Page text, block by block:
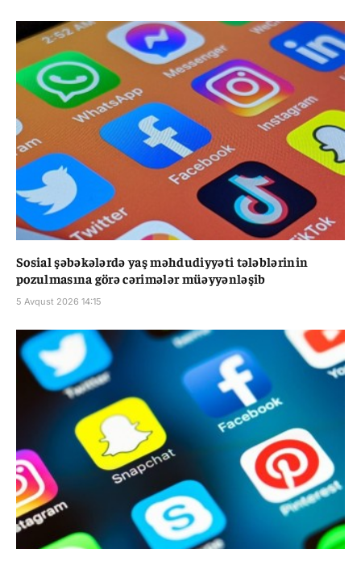
Sosial şəbəkələrdə yaş məhdudiyyəti tələblərinin
pozulmasına görə cərimələr müəyyənləşib
5 Avqust 2026 14:15